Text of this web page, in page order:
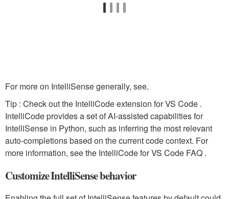
For more on IntelliSense generally, see.
Tip : Check out the IntelliCode extension for VS Code .
IntelliCode provides a set of AI-assisted capabilities for
IntelliSense in Python, such as inferring the most relevant
auto-completions based on the current code context. For
more information, see the IntelliCode for VS Code FAQ .
Customize IntelliSense behavior